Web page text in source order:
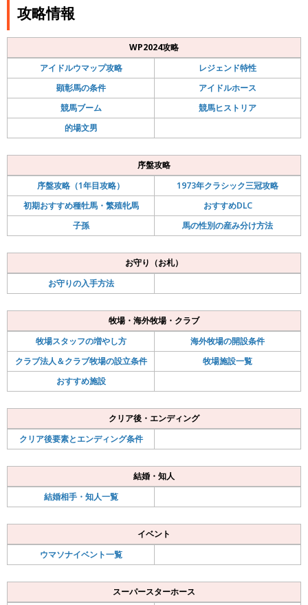
攻略情報
WP2024攻略
アイドルウマップ攻略
レジェンド特性
顕彰馬の条件
アイドルホース
競馬ブーム
競馬ヒストリア
的場文男
序盤攻略
序盤攻略（1年目攻略）
1973年クラシック三冠攻略
初期おすすめ種牡馬・繁殖牝馬
おすすめDLC
子孫
馬の性別の産み分け方法
お守り（お札）
お守りの入手方法
牧場・海外牧場・クラブ
牧場スタッフの増やし方
海外牧場の開設条件
クラブ法人＆クラブ牧場の設立条件
牧場施設一覧
おすすめ施設
クリア後・エンディング
クリア後要素とエンディング条件
結婚・知人
結婚相手・知人一覧
イベント
ウマソナイベント一覧
スーパースターホース